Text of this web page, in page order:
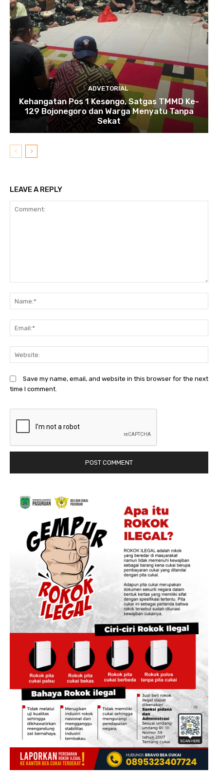
ADVETORIAL
Kehangatan Pos 1 Kesongo, Satgas TMMD Ke-
129 Bojonegoro dan Warga Menyatu Tanpa
Sekat
LEAVE A REPLY
Save my name, email, and website in this browser for the next
time I comment.